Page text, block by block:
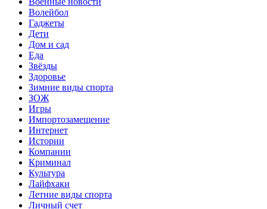
Волейбол
Гаджеты
Дети
Дом и сад
Еда
Звёзды
Здоровье
Зимние виды спорта
ЗОЖ
Игры
Импортозамещение
Интернет
Истории
Компании
Криминал
Культура
Лайфхаки
Летние виды спорта
Личный счет